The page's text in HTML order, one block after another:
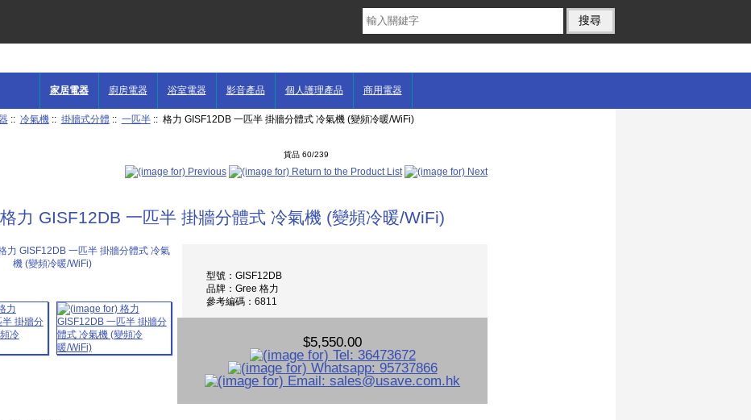
家居電器 廚房電器 浴室電器 影音產品 個人護理產品 商用電器
:: 冷氣機:: 掛牆式分體 :: 一匹半:: 格力 GISF12DB 一匹半 掛牆分體式 冷氣機 (變頻冷暖/WiFi)
貨品 60/239
格力 GISF12DB 一匹半 掛牆分體式 冷氣機 (變頻冷暖/WiFi)
型號：GISF12DB
品牌：Gree 格力
參考編碼：6811
$5,550.00